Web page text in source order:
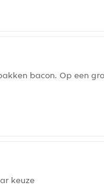
bacon. Op een
keuze